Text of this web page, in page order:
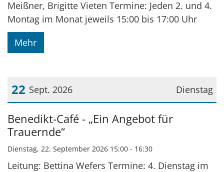
Meißner, Brigitte Vieten Termine: Jeden 2. und 4.
Montag im Monat jeweils 15:00 bis 17:00 Uhr
Mehr
Dienstag
22 Sept. 2026
Datum: 22. September 2026
Benedikt-Café - „Ein Angebot für
Trauernde“
Dienstag, 22. September 2026 15:00 - 16:30
Leitung: Bettina Wefers Termine: 4. Dienstag im